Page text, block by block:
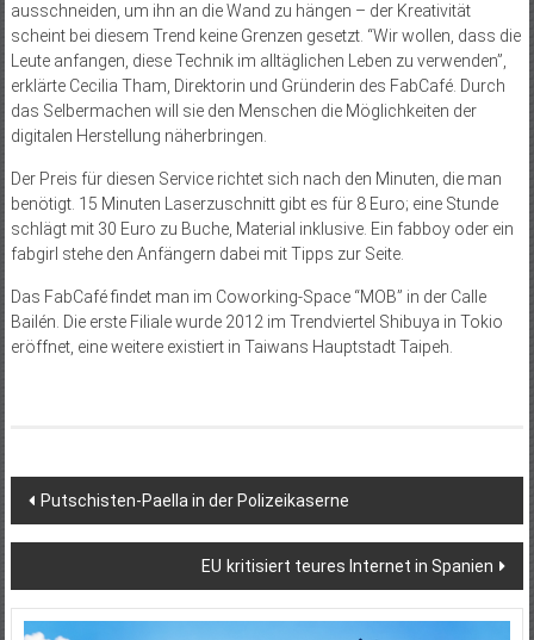
ausschneiden, um ihn an die Wand zu hängen – der Kreativität
scheint bei diesem Trend keine Grenzen gesetzt. “Wir wollen, dass die
Leute anfangen, diese Technik im alltäglichen Leben zu verwenden”,
erklärte Cecilia Tham, Direktorin und Gründerin des FabCafé. Durch
das Selbermachen will sie den Menschen die Möglichkeiten der
digitalen Herstellung näherbringen.
Der Preis für diesen Service richtet sich nach den Minuten, die man
benötigt. 15 Minuten Laserzuschnitt gibt es für 8 Euro; eine Stunde
schlägt mit 30 Euro zu Buche, Material inklusive. Ein fabboy oder ein
fabgirl stehe den Anfängern dabei mit Tipps zur Seite.
Das FabCafé findet man im Coworking-Space “MOB” in der Calle
Bailén. Die erste Filiale wurde 2012 im Trendviertel Shibuya in Tokio
eröffnet, eine weitere existiert in Taiwans Hauptstadt Taipeh.
Beitragsnavigation
Putschisten-Paella in der Polizeikaserne
EU kritisiert teures Internet in Spanien